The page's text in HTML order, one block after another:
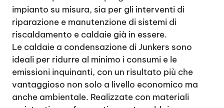
impianto su misura, sia per gli interventi di
riparazione e manutenzione di sistemi di
riscaldamento e caldaie già in essere.
Le caldaie a condensazione di Junkers sono
ideali per ridurre al minimo i consumi e le
emissioni inquinanti, con un risultato più che
vantaggioso non solo a livello economico ma
anche ambientale. Realizzate con materiali